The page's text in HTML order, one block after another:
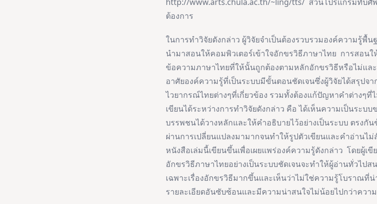
ต้องการ
ในการทำวิจัยดังกล่าว ผู้วิจัยจำเป็นต้องรวบรวมองค์ความรู้พื้น
นำมาสอนให้คอมพิวเตอร์เข้าใจอักขรวิธีภาษาไทย การสอน
ข้อความภาษาไทยที่ให้นั้นถูกต้องตามหลักอักขรวิธีหรือไม่และ
อาศัยองค์ความรู้ที่เป็นระบบมีขั้นตอนชัดเจนซึ่งผู้วิจัยได้สรุปจ
ไวยากรณ์ไทยต่างๆที่เกี่ยวข้อง รวมทั้งต้องแก้ปัญหาคำต่างๆที่
เขียนได้ระหว่างการทำวิจัยดังกล่าว คือ ได้เห็นความเป็นระบ
บรรพชนได้วางหลักและให้คำอธิบายไว้อย่างเป็นระบบ ตรง
ผ่านการเปลี่ยนแปลงมามากจนทำให้รูปตัวเขียนและคำอ่านไ
หนังสือเล่มนี้เขียนขึ้นเพื่อเผยแพร่องค์ความรู้ดังกล่าว โดยผู้เ
อักขรวิธีภาษาไทยอย่างเป็นระบบชัดเจนจะทำให้ผู้อ่านทั่วไปส
เฉพาะเรื่องอักขรวิธีมากขึ้นและเห็นว่าไม่ใช่ความรู้โบราณที่น่
รายละเอียดอันซับซ้อนและมีความน่าสนใจไม่น้อยไปกว่าควา